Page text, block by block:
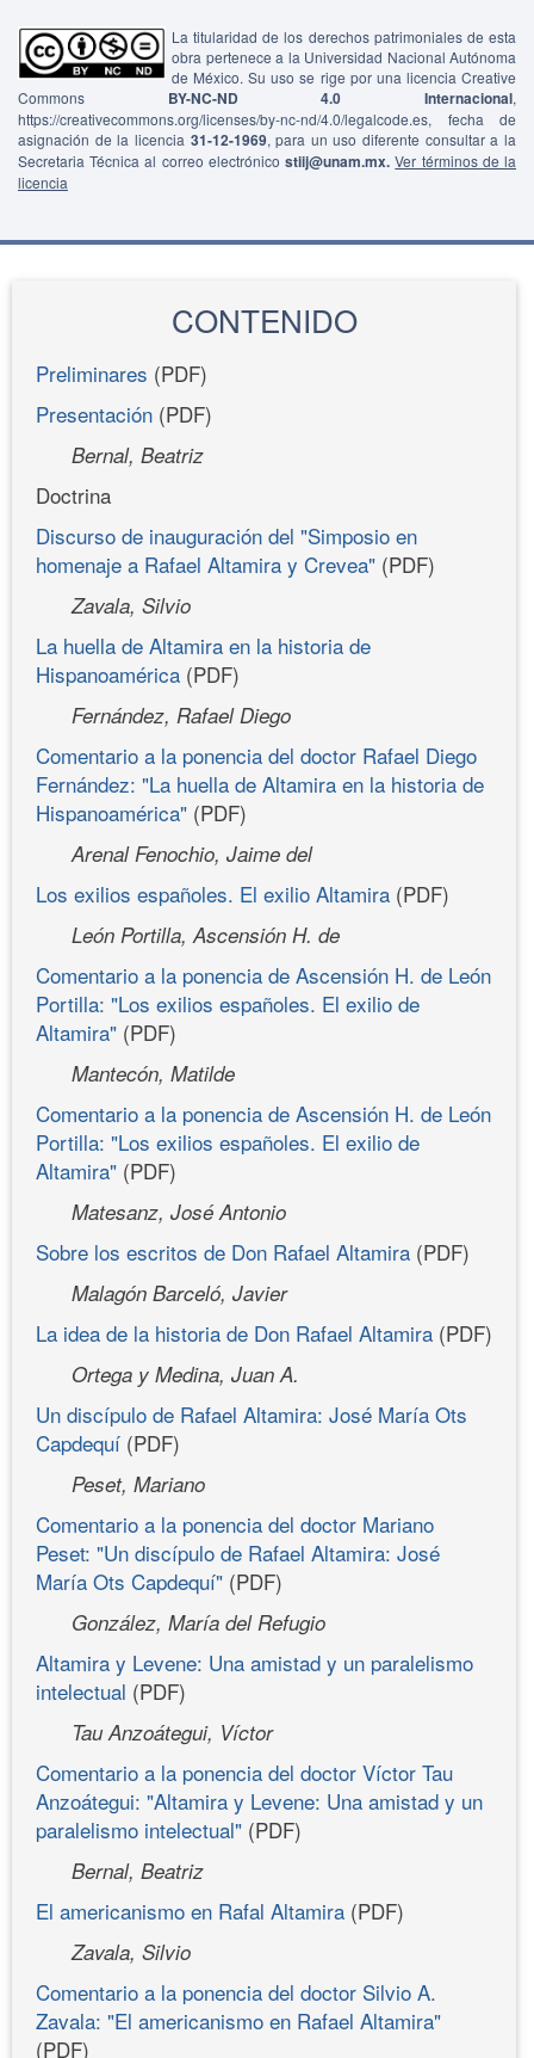
La titularidad de los derechos patrimoniales de esta
obra pertenece a la Universidad Nacional Autónoma
de México. Su uso se rige por una licencia Creative
Commons BY-NC-ND 4.0 Internacional,
https://creativecommons.org/licenses/by-nc-nd/4.0/legalcode.es, fecha de
asignación de la licencia 31-12-1969, para un uso diferente consultar a la
Secretaria Técnica al correo electrónicostiij@unam.mx. Ver términos de la
licencia
CONTENIDO
Preliminares (PDF)
Presentación (PDF)
Bernal, Beatriz
Doctrina
Discurso de inauguración del "Simposio en
homenaje a Rafael Altamira y Crevea" (PDF)
Zavala, Silvio
La huella de Altamira en la historia de
Hispanoamérica (PDF)
Fernández, Rafael Diego
Comentario a la ponencia del doctor Rafael Diego
Fernández: "La huella de Altamira en la historia de
Hispanoamérica" (PDF)
Arenal Fenochio, Jaime del
Los exilios españoles. El exilio Altamira (PDF)
León Portilla, Ascensión H. de
Comentario a la ponencia de Ascensión H. de León
Portilla: "Los exilios españoles. El exilio de
Altamira" (PDF)
Mantecón, Matilde
Comentario a la ponencia de Ascensión H. de León
Portilla: "Los exilios españoles. El exilio de
Altamira" (PDF)
Matesanz, José Antonio
Sobre los escritos de Don Rafael Altamira (PDF)
Malagón Barceló, Javier
La idea de la historia de Don Rafael Altamira (PDF)
Ortega y Medina, Juan A.
Un discípulo de Rafael Altamira: José María Ots
Capdequí (PDF)
Peset, Mariano
Comentario a la ponencia del doctor Mariano
Peset: "Un discípulo de Rafael Altamira: José
María Ots Capdequí" (PDF)
González, María del Refugio
Altamira y Levene: Una amistad y un paralelismo
intelectual (PDF)
Tau Anzoátegui, Víctor
Comentario a la ponencia del doctor Víctor Tau
Anzoátegui: "Altamira y Levene: Una amistad y un
paralelismo intelectual" (PDF)
Bernal, Beatriz
El americanismo en Rafal Altamira (PDF)
Zavala, Silvio
Comentario a la ponencia del doctor Silvio A.
Zavala: "El americanismo en Rafael Altamira"
(PDF)